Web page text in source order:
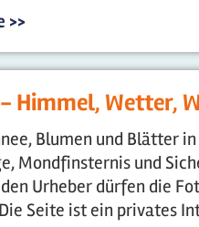
>>
Himmel, Wetter,
Blumen und Blätter
Mondfinsternis und
Urheber dürfen die
Seite ist ein privates